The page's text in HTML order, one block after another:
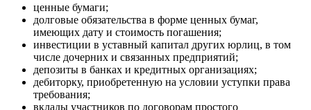
ценные бумаги;
долговые обязательства в форме ценных бумаг,
имеющих дату и стоимость погашения;
инвестиции в уставный капитал других юрлиц, в том
числе дочерних и связанных предприятий;
депозиты в банках и кредитных организациях;
дебиторку, приобретенную на условии уступки права
требования;
вклады участников по договорам простого